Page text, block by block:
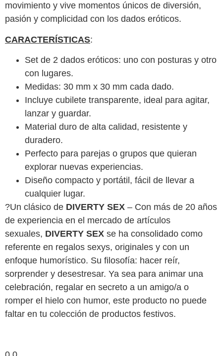
movimiento y vive momentos únicos de diversión,
pasión y complicidad con los dados eróticos.
CARACTERÍSTICAS:
Set de 2 dados eróticos: uno con posturas y otro
con lugares.
Medidas: 30 mm x 30 mm cada dado.
Incluye cubilete transparente, ideal para agitar,
lanzar y guardar.
Material duro de alta calidad, resistente y
duradero.
Perfecto para parejas o grupos que quieran
explorar nuevas experiencias.
Diseño compacto y portátil, fácil de llevar a
cualquier lugar.
?Un clásico de DIVERTY SEX – Con más de 20 años
de experiencia en el mercado de artículos
sexuales, DIVERTY SEX se ha consolidado como
referente en regalos sexys, originales y con un
enfoque humorístico. Su filosofía: hacer reír,
sorprender y desestresar. Ya sea para animar una
celebración, regalar en secreto a un amigo/a o
romper el hielo con humor, este producto no puede
faltar en tu colección de productos festivos.